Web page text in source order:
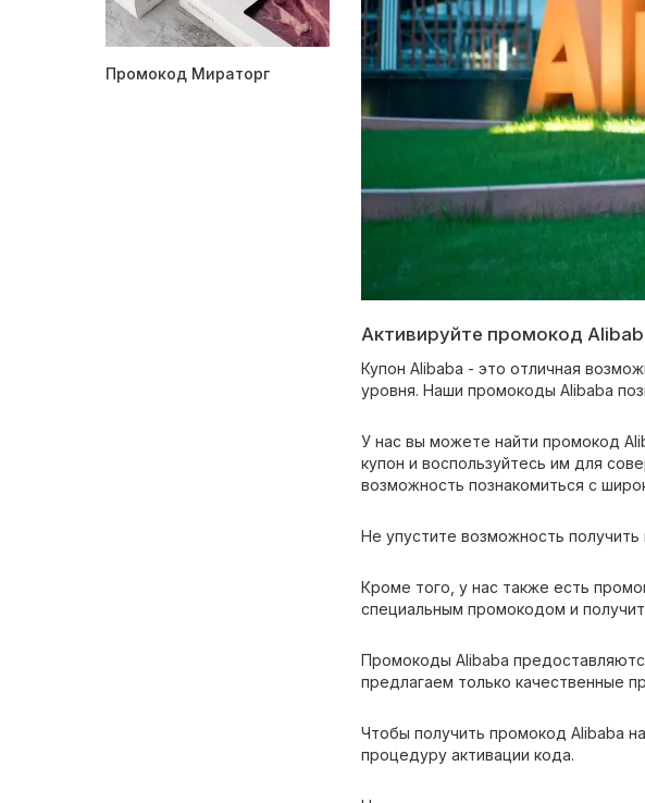
Промокод Мираторг
Активируйте промокод
Купон Alibaba - это отличная
уровня. Наши промокоды Alibaba
У нас вы можете найти промокод
купон и воспользуйтесь им для
возможность познакомиться с
Не упустите возможность
Кроме того, у нас также есть
специальным промокодом и
Промокоды Alibaba
предлагаем только качественные
Чтобы получить промокод Alibaba
процедуру активации кода.